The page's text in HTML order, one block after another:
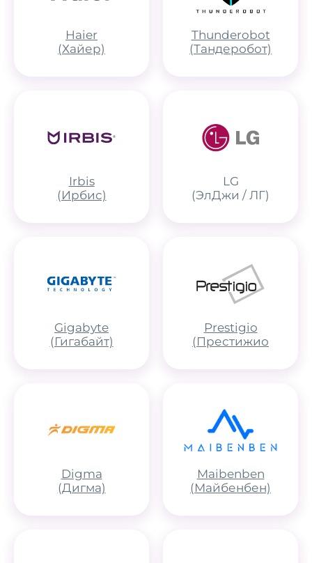
Haier
(Хайер)
Thunderobot
(Тандеробот)
Irbis
(Ирбис)
LG
(ЭлДжи / ЛГ)
Gigabyte
(Гигабайт)
Prestigio
(Престижио
Digma
(Дигма)
Maibenben
(Майбенбен)